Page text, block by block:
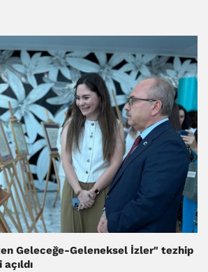
Geleceğe-Geleneksel İzler" tezhip